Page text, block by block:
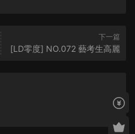
下一篇
[LD零度] NO.072 藝考生高麗